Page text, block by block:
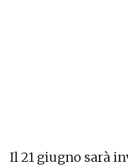
Il 21 giugno sarà